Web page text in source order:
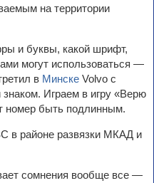
на территории
и буквы, какой шрифт,
могут использоваться —
в Минске Volvo с
Играем в игру «Верю
номер быть подлинным.
в районе развязки МКАД и
сомнения вообще все —